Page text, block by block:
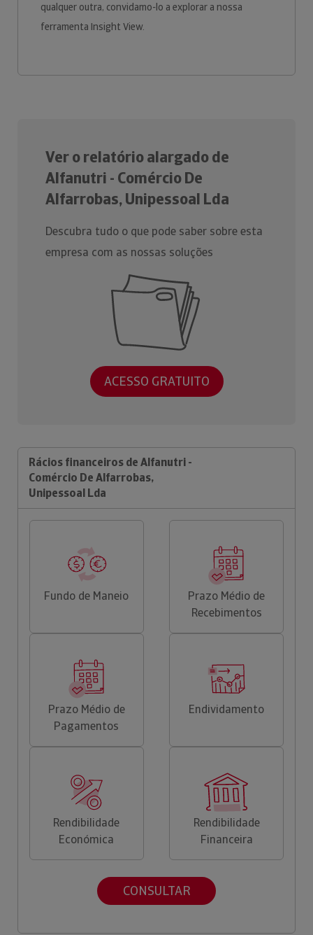
qualquer outra, convidamo-lo a explorar a nossa
ferramenta Insight View.
Ver o relatório alargado de
Alfanutri - Comércio De
Alfarrobas, Unipessoal Lda
Descubra tudo o que pode saber sobre esta
empresa com as nossas soluções
ACESSO GRATUITO
Rácios financeiros de Alfanutri -
Comércio De Alfarrobas,
Unipessoal Lda
Fundo de Maneio
Prazo Médio de
Recebimentos
Prazo Médio de
Pagamentos
Endividamento
Rendibilidade
Económica
Rendibilidade
Financeira
CONSULTAR